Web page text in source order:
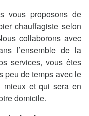
vous proposons de
chauffagiste selon
collaborons avec
l’ensemble de la
services, vous êtes
peu de temps avec le
mieux et qui sera en
domicile.